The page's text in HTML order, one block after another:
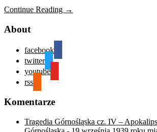
Continue Reading →
About
facebook
twitter
youtube
rss
Komentarze
Tragedia Górnośląska cz. IV –